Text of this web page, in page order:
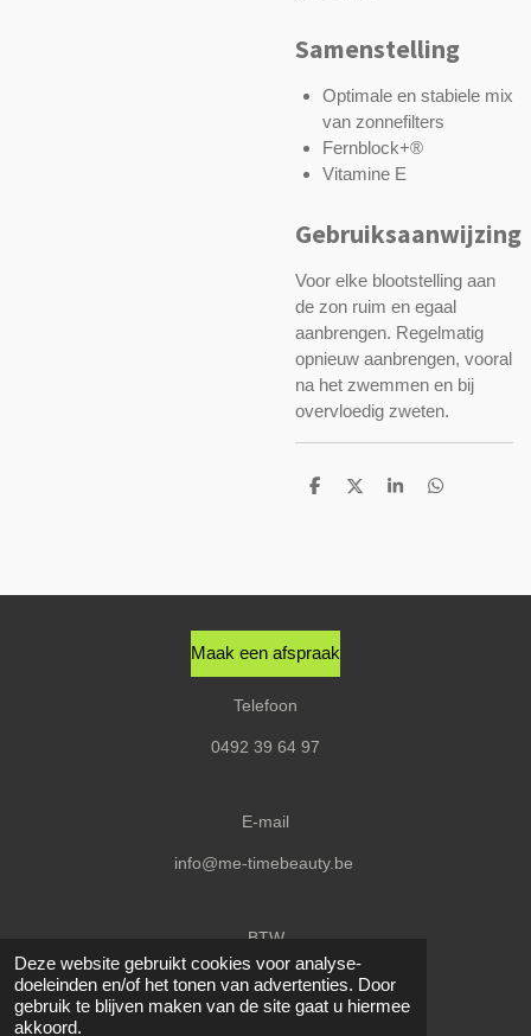
Deze website gebruikt cookies voor analyse-
doeleinden en/of het tonen van advertenties. Door
gebruik te blijven maken van de site gaat u hiermee
akkoord.
Samenstelling
Optimale en stabiele mix
van zonnefilters
Fernblock+®
Vitamine E
Gebruiksaanwijzing
Voor elke blootstelling aan
de zon ruim en egaal
aanbrengen. Regelmatig
opnieuw aanbrengen, vooral
na het zwemmen en bij
overvloedig zweten.
D
D
S
D
Maak een afspraak
Telefoon
0492 39 64 97
E-mail
info@me-timebeauty.be
BTW
BE0656580627
© 2020 - 2026 Me-Time